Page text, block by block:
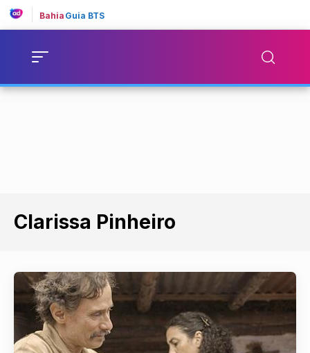
Bahia Guia BTS
Clarissa Pinheiro